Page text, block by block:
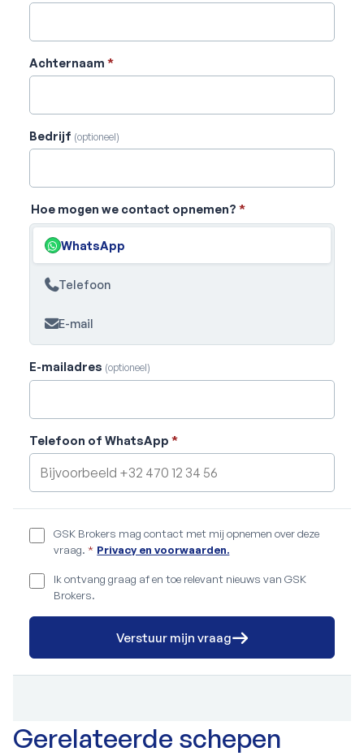
Achternaam *
Bedrijf (optioneel)
Hoe mogen we contact opnemen? *
WhatsApp
Telefoon
E-mail
E-mailadres (optioneel)
Telefoon of WhatsApp *
GSK Brokers mag contact met mij opnemen over deze
vraag.* Privacy en voorwaarden.
Ik ontvang graag af en toe relevant nieuws van GSK
Brokers.
Verstuur mijn vraag
Gerelateerde schepen